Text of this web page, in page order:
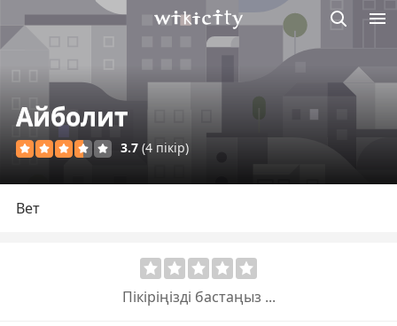
Викисити
Айболит
3.7 (4 пікір)
Вет
Пікіріңізді бастаңыз ...